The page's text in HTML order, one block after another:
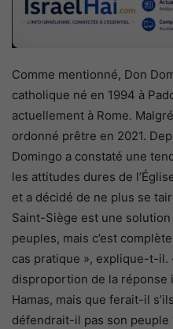
Comme mentionné, Don
catholique né en 1994 à
actuellement à Rome.
ordonné prêtre en 2021.
Domingo a constaté une
les attitudes dures de
et a décidé de ne plus se
Saint-Siège est une
peuples, mais c’est
cas pratique », explique-t-il.
disproportion de la réponse
Hamas, mais que ferait-il
défendrait-il pas son peuple